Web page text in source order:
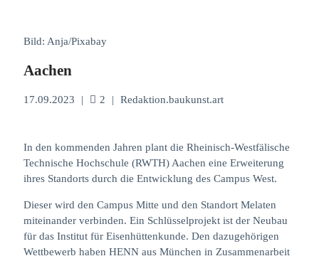
Bild: Anja/Pixabay
Aachen
17.09.2023 | 2 | Redaktion.baukunst.art
In den kommenden Jahren plant die Rheinisch-Westfälische
Technische Hochschule (RWTH) Aachen eine Erweiterung
ihres Standorts durch die Entwicklung des Campus West.
Dieser wird den Campus Mitte und den Standort Melaten
miteinander verbinden. Ein Schlüsselprojekt ist der Neubau
für das Institut für Eisenhüttenkunde. Den dazugehörigen
Wettbewerb haben HENN aus München in Zusammenarbeit